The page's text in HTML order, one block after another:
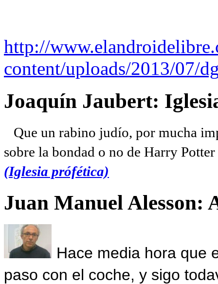
http://
content/uploads/2013/07/
Joaquín Jaubert:
Que un rabino judío, por mucha
sobre la bondad o no de Harry
(Iglesia prófética)
Juan Manuel Alesson:
Hace media hora que
paso con el coche, y sigo